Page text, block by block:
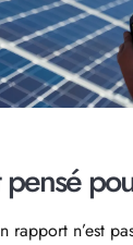
rapport n’est